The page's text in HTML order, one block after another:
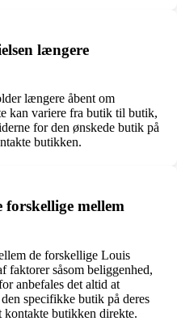
længere
længere åbent om
kan variere fra butik til butik,
for den ønskede butik på
butikken.
mellem
de forskellige Louis
faktorer såsom beliggenhed,
anbefales det altid at
specifikke butik på deres
butikken direkte.